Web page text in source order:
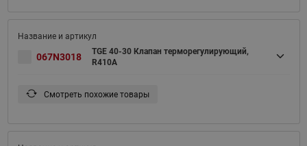
067N3018
TGE 40-30 Клапан терморегулирующий,
R410A
Смотреть похожие товары